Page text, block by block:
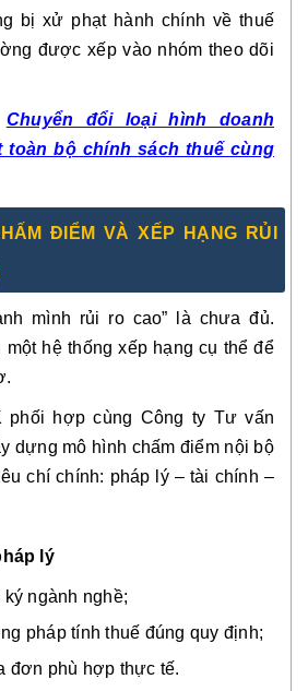
bị xử phạt hành chính về thuế
được xếp vào nhóm theo dõi
Chuyển đổi loại hình doanh
toàn bộ chính sách thuế cùng
ĐIỂM VÀ XẾP HẠNG RỦI
mình rủi ro cao” là chưa đủ.
một hệ thống xếp hạng cụ thể để
phối hợp cùng Công ty Tư vấn
dựng mô hình chấm điểm nội bộ
chí chính: pháp lý – tài chính –
lý
ngành nghề;
pháp tính thuế đúng quy định;
đơn phù hợp thực tế.